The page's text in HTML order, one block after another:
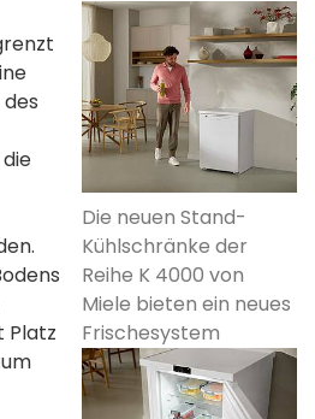
Die neuen Stand-
Kühlschränke der
Reihe K 4000 von
Miele bieten ein neues
Frischesystem
Platz